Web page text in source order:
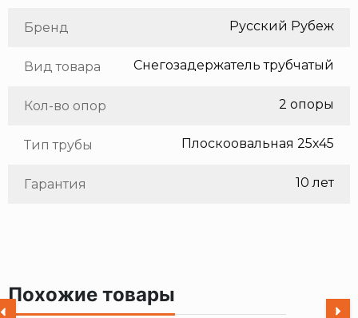
Бренд Русский Рубеж
Вид товара Снегозадержатель трубчатый
Кол-во опор 2 опоры
Тип трубы Плоскоовальная 25х45
Гарантия 10 лет
Похожие товары